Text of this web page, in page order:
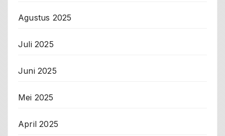
Agustus 2025
Juli 2025
Juni 2025
Mei 2025
April 2025